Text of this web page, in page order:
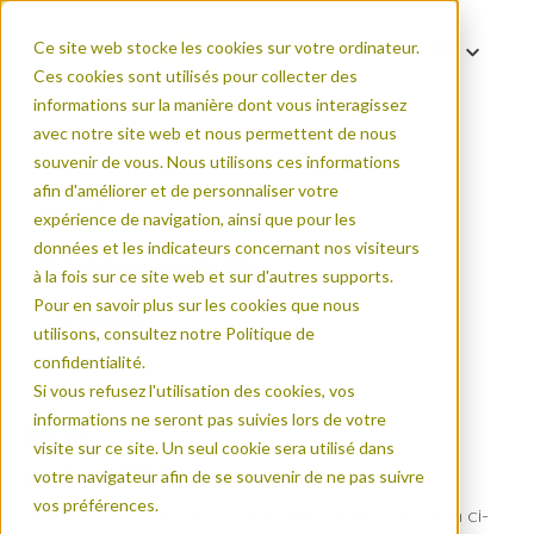
Ce site web stocke les cookies sur votre ordinateur.
Ces cookies sont utilisés pour collecter des
informations sur la manière dont vous interagissez
avec notre site web et nous permettent de nous
souvenir de vous. Nous utilisons ces informations
afin d'améliorer et de personnaliser votre
expérience de navigation, ainsi que pour les
données et les indicateurs concernant nos visiteurs
à la fois sur ce site web et sur d'autres supports.
Pour en savoir plus sur les cookies que nous
utilisons, consultez notre Politique de
confidentialité.
Si vous refusez l'utilisation des cookies, vos
informations ne seront pas suivies lors de votre
visite sur ce site. Un seul cookie sera utilisé dans
votre navigateur afin de se souvenir de ne pas suivre
vos préférences.
Accueil
Ressources et actualités
Actualités
Nos
actualités
Retrouvez nos dernières actualités dans la section ci-